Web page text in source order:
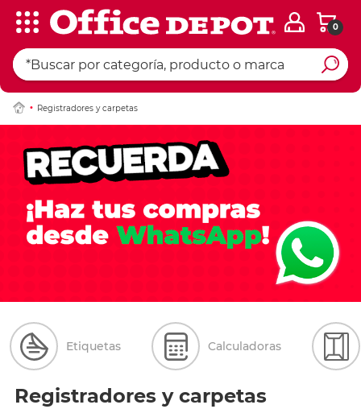
0
Registradores y carpetas
Etiquetas Calculadoras
Registradores y carpetas